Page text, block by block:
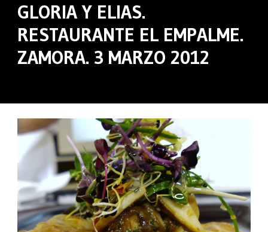
GLORIA Y ELIAS.
RESTAURANTE EL EMPALME.
ZAMORA. 3 MARZO 2012